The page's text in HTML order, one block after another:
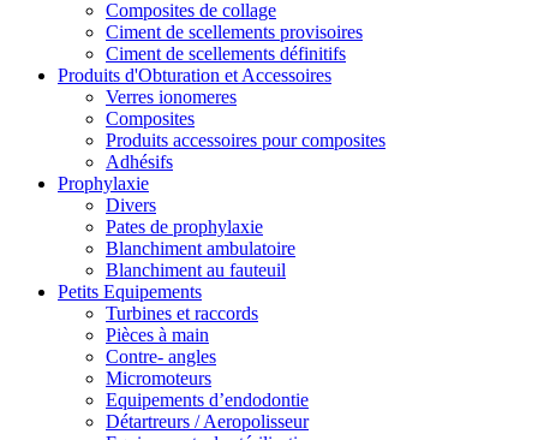
Composites de collage
Ciment de scellements provisoires
Ciment de scellements définitifs
Produits d'Obturation et Accessoires
Verres ionomeres
Composites
Produits accessoires pour composites
Adhésifs
Prophylaxie
Divers
Pates de prophylaxie
Blanchiment ambulatoire
Blanchiment au fauteuil
Petits Equipements
Turbines et raccords
Pièces à main
Contre- angles
Micromoteurs
Equipements d’endodontie
Détartreurs / Aeropolisseur